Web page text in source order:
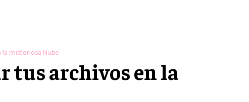
misteriosa Nube
tus archivos en la